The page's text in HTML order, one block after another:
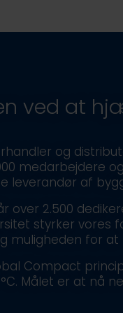
ved at
og
medarbejdere
leverandør af
over 2.500
styrker vores
muligheden for
Compact
Målet er at nå